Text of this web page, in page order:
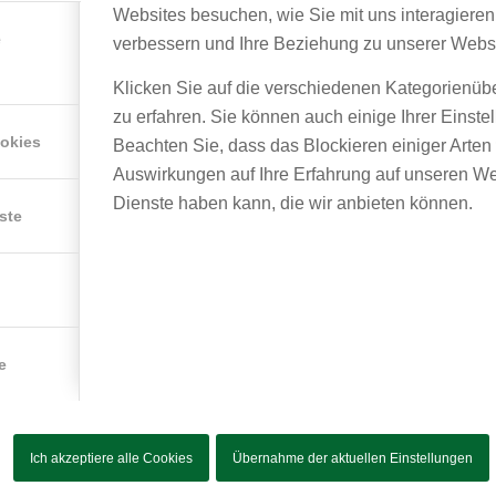
Websites besuchen, wie Sie mit uns
verbessern und Ihre Beziehung zu unserer
Klicken Sie auf die verschiedenen
zu erfahren. Sie können auch einige Ihrer
Beachten Sie, dass das Blockieren einiger
Auswirkungen auf Ihre Erfahrung auf unseren
Dienste haben kann, die wir anbieten können.
Ich akzeptiere alle Cookies Übernahme der aktuellen Einstellungen
noch etwas länger verquatscht hatten, begann der Sonntag
anderen bereits zu der 8 Tausender-Wanderung aufbrachen.
auf den Weg zum Arbersee, um von dort aus
ging es bergauf, nur der Abstieg gestaltete sich etwas holprig
war. Dank viel Teamarbeit überlebten jedoch sogar
noch die müden Muskeln in der Therme in Bad
frisch geduscht und mit neuer Energie das Live-Konzert
Tennessee“ nicht ganz meinem Musikgeschmack
Atmosphäre! Ob er wohl zu unserer Abschiedsfeier am